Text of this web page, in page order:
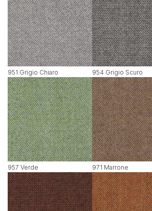
951 Grigio Chiaro 954 Grigio Scuro
957 Verde 971 Marrone